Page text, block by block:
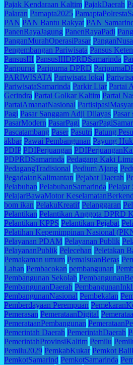
Pajak Kendaraan Kaltim PajakDaerah
Palaran Pamapta2025
PAN PAN Bantu Rakyat PAN
PanenRayaJagung PanenRayaPadi
PanganMurahOperasiPasar
Pengembangan Pariwisata Pansus
PansusIII PansusIIIDPRDSamarinda
Paripurna Paripurna DPRD
PARIWISATA Pariwisata lokal
PariwisataSamarinda Parkir Liar Partai
Gerindra Partai Golkar Kaltim Partai
PartaiAmanatNasional
Pagi Pasar Sanggam Adji Dilayas Pasar
PasarModern PasarPagi
Pascatambang Paser Pasutri Patung
akbar Pawai Pembangunan Payung
PDIP PDIPerjuangan
PDPRDSamarinda Pedagang Kaki Lima
PedagangTradisional Pedium Ajang
PegadaianKalimantan Pejabat Daerah
Pelabuhan PelabuhanSamarinda Pelajar
PelajarBawaMotor
bom ikan PelakuKreatif Pelanggaran
Pelantikan Pelantikan Anggota DPRD
Pelantikan KPPS Pelantikan Pejabat
Pelatihan Kepemimpinan Nasional
Pelayanan PDAM Pelayanan Publik
PelayananPublik Pelecehan Peletakan
Pemakaman umum PemalsuanBeras
Lahan Pembacokan pembangunan
Pembangunan Sekolah
PembangunanDaerah
PembangunanNasional Pembekalan
Pemberdayaan Perempuan
Pemerasan PemerataanDigital
PemerataanPembangunan
Pemerintah Daerah PemerintahDaerah
PemerintahProvinsiKaltim Pemilu
Pemilu2029 PemkabKukar Pemkot
PemkotSamarind PemkotSamarinda